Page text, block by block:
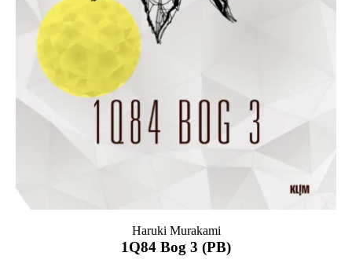
1Q84 Bog 3 (PB)
Haruki Murakami